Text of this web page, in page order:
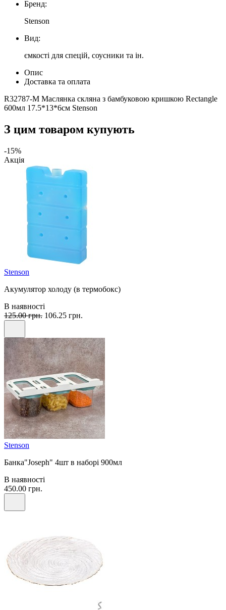
Бренд:
Stenson
Вид:
ємкості для спецій, соусники та ін.
Опис
Доставка та оплата
R32787-M Маслянка скляна з бамбуковою кришкою Rectangle
600мл 17.5*13*6см Stenson
З цим товаром купують
-15%
Акція
Stenson
Акумулятор холоду (в термобокс)
В наявності
125.00 грн. 106.25 грн.
Stenson
Банка"Joseph" 4шт в наборі 900мл
В наявності
450.00 грн.